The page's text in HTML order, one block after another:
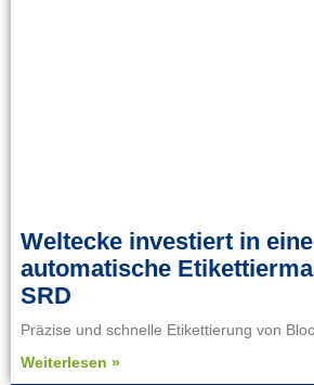
Weltecke investiert in eine
automatische
SRD
Präzise und schnelle Etikettierung von
Weiterlesen »